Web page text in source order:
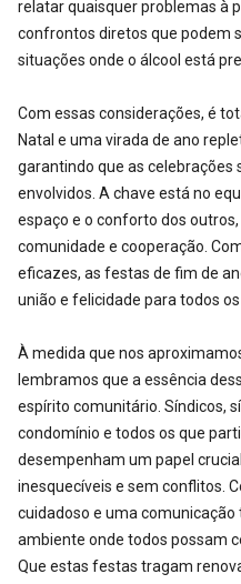
relatar quaisquer problemas à
confrontos diretos que podem
situações onde o álcool está
Com essas considerações, é
Natal e uma virada de ano
garantindo que as celebrações
envolvidos. A chave está no
espaço e o conforto dos
comunidade e cooperação.
eficazes, as festas de fim de
união e felicidade para todos
À medida que nos
lembramos que a essência
espírito comunitário. Síndicos,
condomínio e todos os que
desempenham um papel
inesquecíveis e sem conflitos.
cuidadoso e uma
ambiente onde todos possam
Que estas festas tragam